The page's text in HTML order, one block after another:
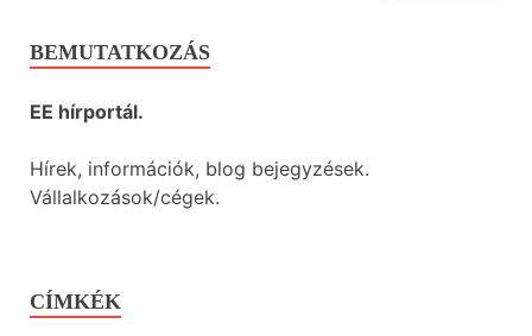
BEMUTATKOZÁS
EE hírportál.
Hírek, információk, blog bejegyzések.
Vállalkozások/cégek.
CÍMKÉK